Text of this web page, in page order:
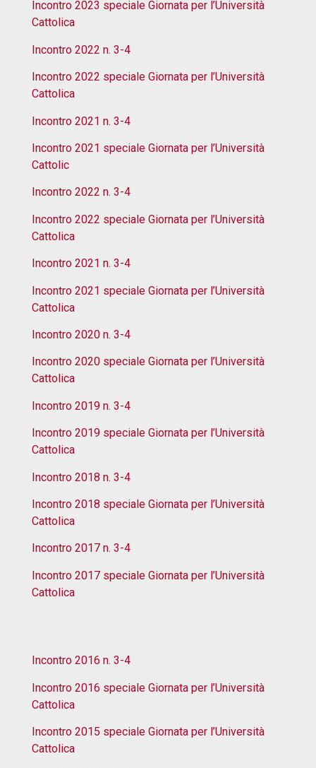
Incontro 2023 speciale Giornata per l’Università
Cattolica
Incontro 2022 n. 3-4
Incontro 2022 speciale Giornata per l’Università
Cattolica
Incontro 2021 n. 3-4
Incontro 2021 speciale Giornata per l’Università
Cattolic
Incontro 2022 n. 3-4
Incontro 2022 speciale Giornata per l’Università
Cattolica
Incontro 2021 n. 3-4
Incontro 2021 speciale Giornata per l’Università
Cattolica
Incontro 2020 n. 3-4
Incontro 2020 speciale Giornata per l’Università
Cattolica
Incontro 2019 n. 3-4
Incontro 2019 speciale Giornata per l’Università
Cattolica
Incontro 2018 n. 3-4
Incontro 2018 speciale Giornata per l’Università
Cattolica
Incontro 2017 n. 3-4
Incontro 2017 speciale Giornata per l’Università
Cattolica
Incontro 2016 n. 3-4
Incontro 2016 speciale Giornata per l’Università
Cattolica
Incontro 2015 speciale Giornata per l’Università
Cattolica